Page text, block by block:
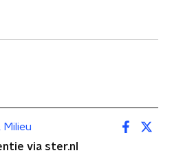
Milieu
via ster.nl